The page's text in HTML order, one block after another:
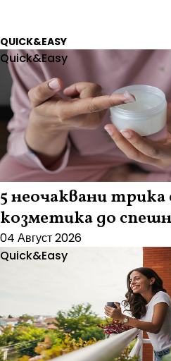
QUICK&EASY
Quick&Easy
5 неочаквани трика
козметика до
04 Август 2026
Quick&Easy